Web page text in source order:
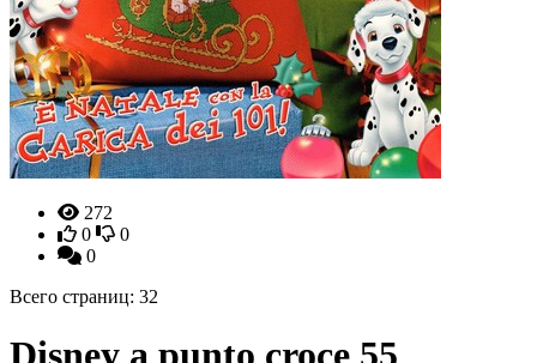
272
0
0
0
Всего страниц: 32